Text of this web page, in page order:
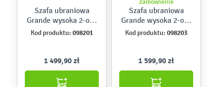
Szafa ubraniowa
Grande wysoka 2-os.,
gł. 39,8 – skrzynia
klon jasny i białe
Kod produktu: 098201
1 499,90 zł
zamówienie
Szafa ubraniowa
Grande wysoka 2-os.,
gł. 49,8 – skrzynia
klon jasny i białe
Kod produktu: 098203
1 599,90 zł